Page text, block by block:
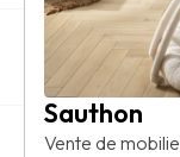
Sauthon
Vente de